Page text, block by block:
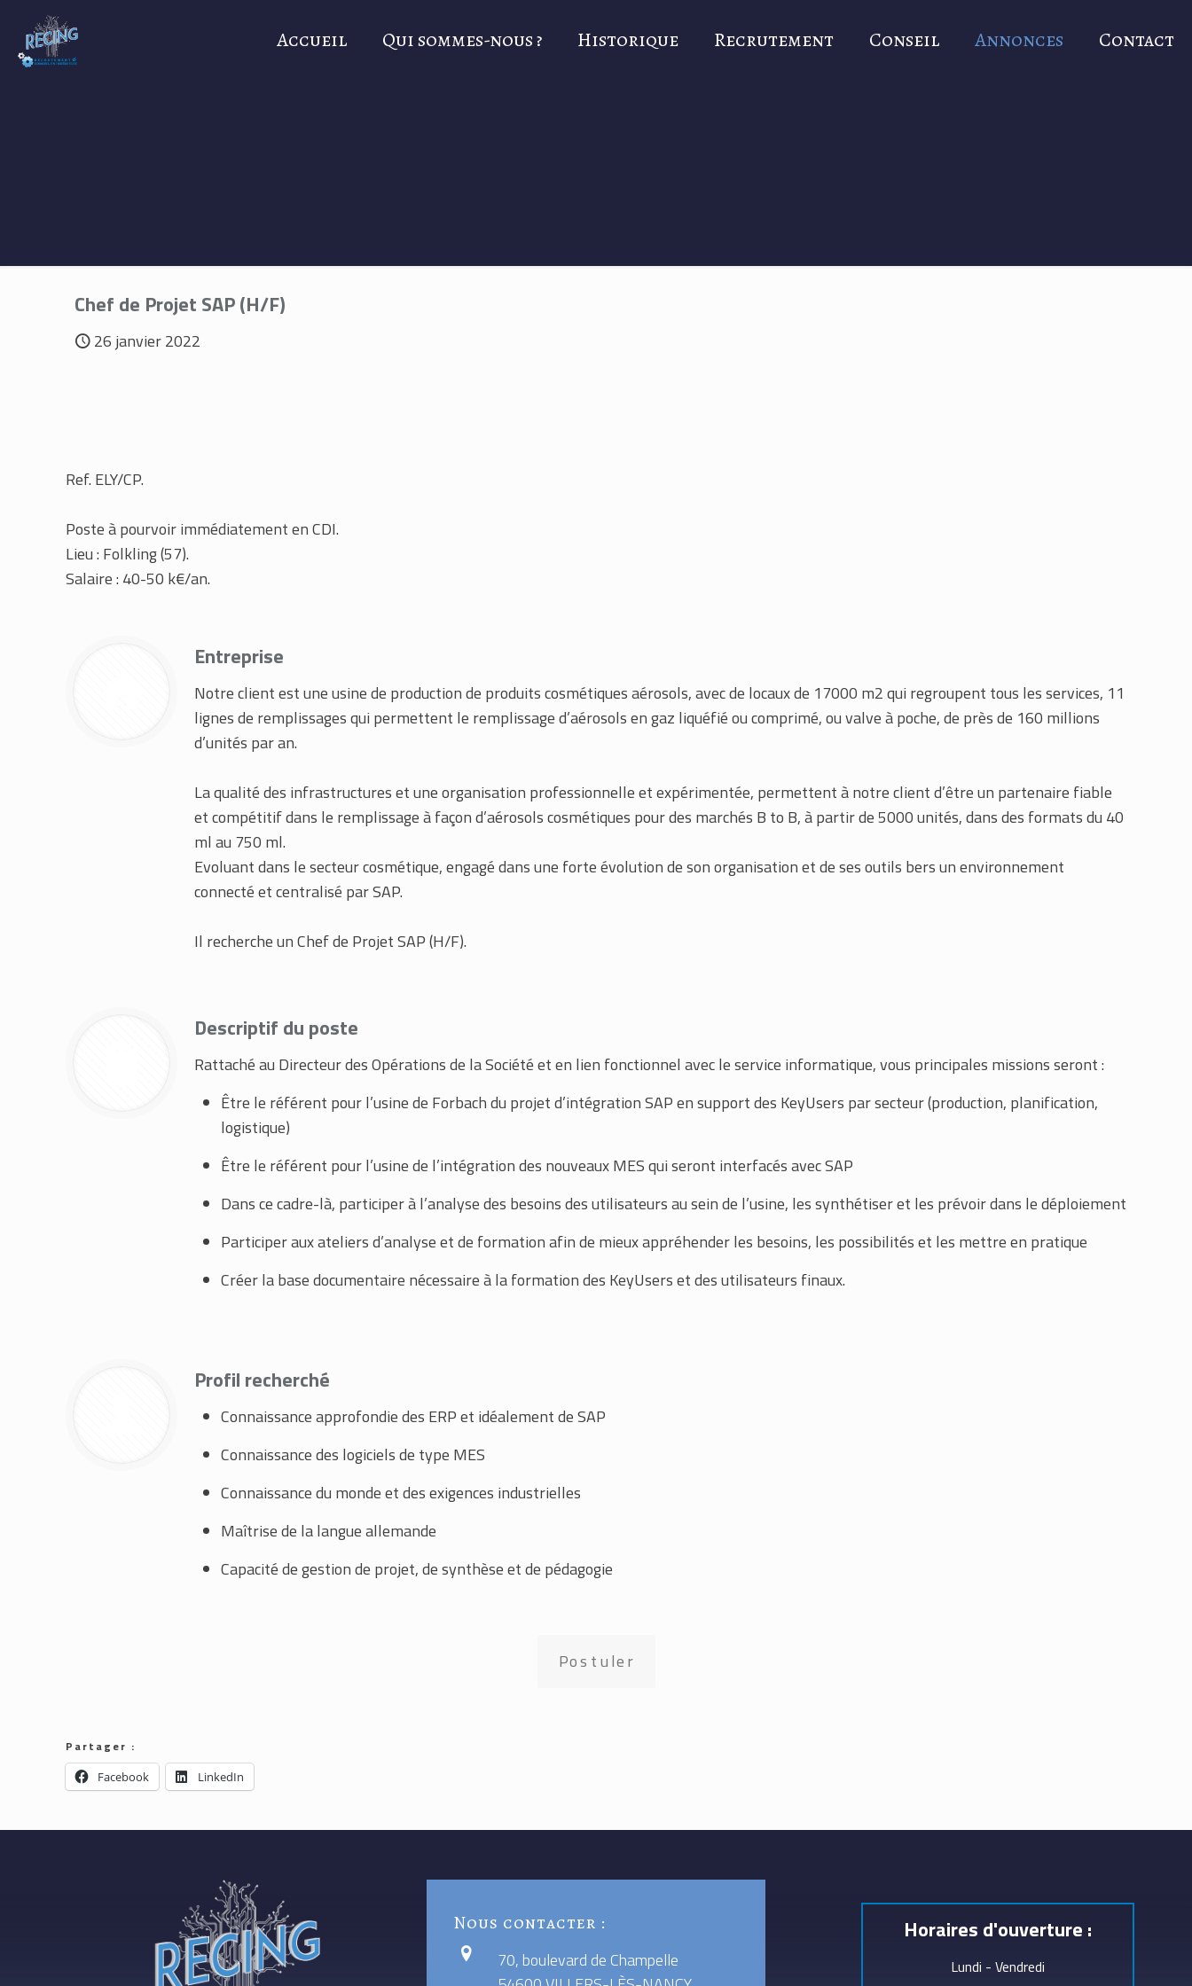
Accueil Qui sommes-nous ? Historique Recrutement Conseil Annonces Contact
Chef de Projet SAP (H/F)
26 janvier 2022
Ref. ELY/CP.
Poste à pourvoir immédiatement en CDI.
Lieu : Folkling (57).
Salaire : 40-50 k€/an.
Entreprise
Notre client est une usine de production de produits cosmétiques aérosols, avec de locaux de 17000 m2 qui regroupent tous les services, 11
lignes de remplissages qui permettent le remplissage d’aérosols en gaz liquéfié ou comprimé, ou valve à poche, de près de 160 millions
d’unités par an.
La qualité des infrastructures et une organisation professionnelle et expérimentée, permettent à notre client d’être un partenaire fiable
et compétitif dans le remplissage à façon d’aérosols cosmétiques pour des marchés B to B, à partir de 5000 unités, dans des formats du 40
ml au 750 ml.
Evoluant dans le secteur cosmétique, engagé dans une forte évolution de son organisation et de ses outils bers un environnement
connecté et centralisé par SAP.
Il recherche un Chef de Projet SAP (H/F).
Descriptif du poste
Rattaché au Directeur des Opérations de la Société et en lien fonctionnel avec le service informatique, vous principales missions seront :
Être le référent pour l’usine de Forbach du projet d’intégration SAP en support des KeyUsers par secteur (production, planification,
logistique)
Être le référent pour l’usine de l’intégration des nouveaux MES qui seront interfacés avec SAP
Dans ce cadre-là, participer à l’analyse des besoins des utilisateurs au sein de l’usine, les synthétiser et les prévoir dans le déploiement
Participer aux ateliers d’analyse et de formation afin de mieux appréhender les besoins, les possibilités et les mettre en pratique
Créer la base documentaire nécessaire à la formation des KeyUsers et des utilisateurs finaux.
Profil recherché
Connaissance approfondie des ERP et idéalement de SAP
Connaissance des logiciels de type MES
Connaissance du monde et des exigences industrielles
Maîtrise de la langue allemande
Capacité de gestion de projet, de synthèse et de pédagogie
Postuler
Partager :
Facebook LinkedIn
Nous contacter :
70, boulevard de Champelle
Horaires d'ouverture :
Lundi - Vendredi